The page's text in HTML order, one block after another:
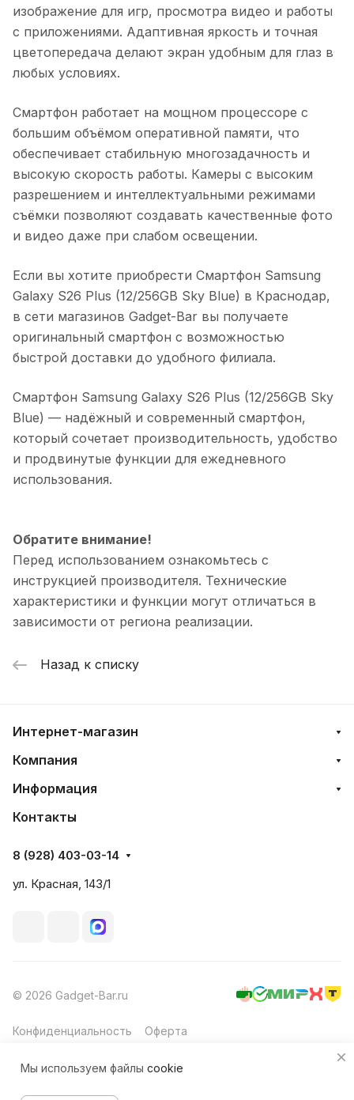
изображение для игр, просмотра видео и работы
с приложениями. Адаптивная яркость и точная
цветопередача делают экран удобным для глаз в
любых условиях.
Смартфон работает на мощном процессоре с
большим объёмом оперативной памяти, что
обеспечивает стабильную многозадачность и
высокую скорость работы. Камеры с высоким
разрешением и интеллектуальными режимами
съёмки позволяют создавать качественные фото
и видео даже при слабом освещении.
Если вы хотите приобрести Смартфон Samsung
Galaxy S26 Plus (12/256GB Sky Blue) в Краснодар,
в сети магазинов Gadget-Bar вы получаете
оригинальный смартфон с возможностью
быстрой доставки до удобного филиала.
Смартфон Samsung Galaxy S26 Plus (12/256GB Sky
Blue) — надёжный и современный смартфон,
который сочетает производительность, удобство
и продвинутые функции для ежедневного
использования.
Обратите внимание!
Перед использованием ознакомьтесь с
инструкцией производителя. Технические
характеристики и функции могут отличаться в
зависимости от региона реализации.
Назад к списку
Интернет-магазин
Компания
Информация
Контакты
8 (928) 403-03-14
ул. Красная, 143/1
© 2026 Gadget-Bar.ru
Конфиденциальность Оферта
Мы используем файлы cookie